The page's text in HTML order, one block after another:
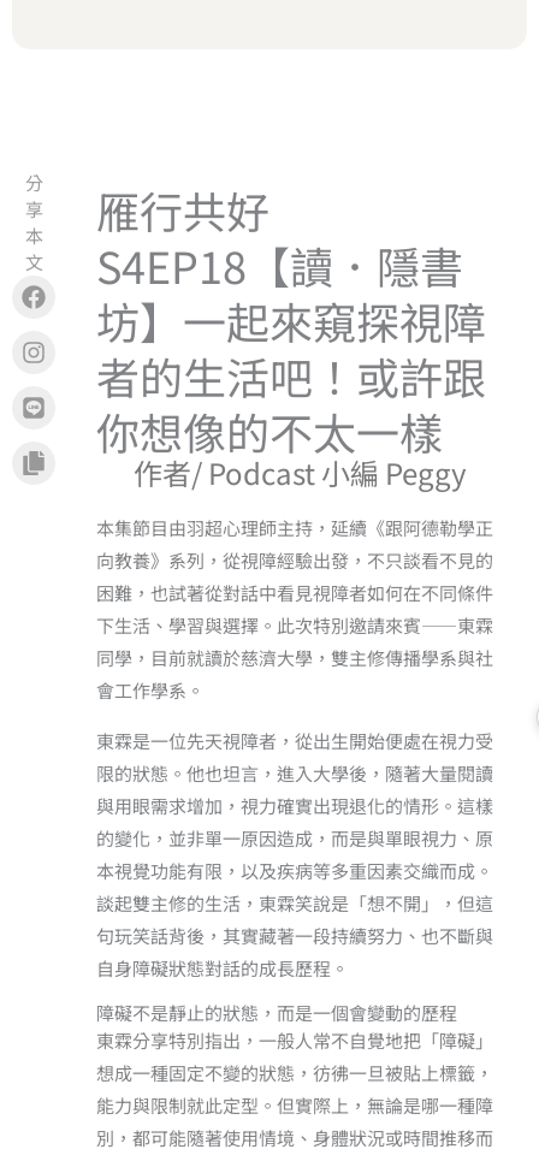
分
享
本
文
Facebook
Instagram
Line
Copy
雁行共好
S4EP18【讀．隱書
坊】一起來窺探視障
者的生活吧！或許跟
你想像的不太一樣
作者/ Podcast 小編 Peggy
本集節目由羽超心理師主持，延續《跟阿德勒學正
向教養》系列，從視障經驗出發，不只談看不見的
困難，也試著從對話中看見視障者如何在不同條件
下生活、學習與選擇。此次特別邀請來賓——東霖
同學，目前就讀於慈濟大學，雙主修傳播學系與社
會工作學系。
東霖是一位先天視障者，從出生開始便處在視力受
限的狀態。他也坦言，進入大學後，隨著大量閱讀
與用眼需求增加，視力確實出現退化的情形。這樣
的變化，並非單一原因造成，而是與單眼視力、原
本視覺功能有限，以及疾病等多重因素交織而成。
談起雙主修的生活，東霖笑說是「想不開」，但這
句玩笑話背後，其實藏著一段持續努力、也不斷與
自身障礙狀態對話的成長歷程。
障礙不是靜止的狀態，而是一個會變動的歷程
東霖分享特別指出，一般人常不自覺地把「障礙」
想成一種固定不變的狀態，彷彿一旦被貼上標籤，
能力與限制就此定型。但實際上，無論是哪一種障
別，都可能隨著使用情境、身體狀況或時間推移而